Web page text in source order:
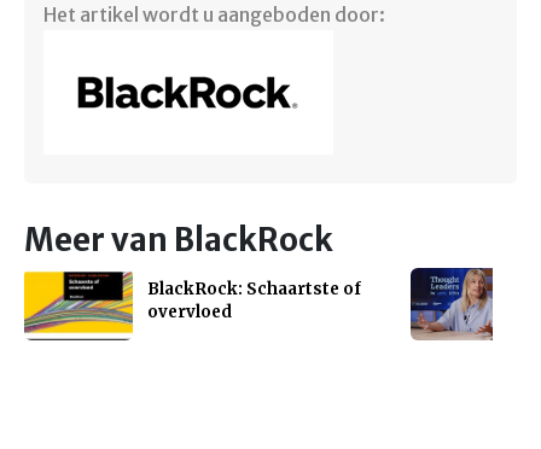
Het artikel wordt u aangeboden door:
Meer van BlackRock
BlackRock: Schaartste of
overvloed